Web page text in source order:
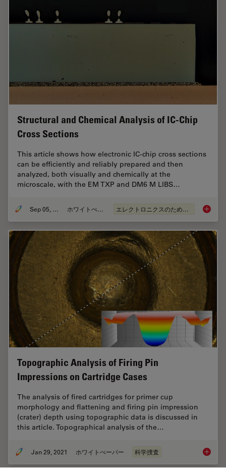
Structural and Chemical Analysis of IC-Chip
Cross Sections
This article shows how electronic IC-chip cross sections
can be efficiently and reliably prepared and then
analyzed, both visually and chemically at the
microscale, with the EM TXP and DM6 M LIBS…
Sep 05, 2023 ホワイトぺーパー エレクトロニクスのための断面解析
Topographic Analysis of Firing Pin
Impressions on Cartridge Cases
The analysis of fired cartridges for primer cup
morphology and flattening and firing pin impression
(crater) depth using topographic data is discussed in
this article. Topographical analysis of the…
Jan 29, 2021 ホワイトぺーパー 科学捜査